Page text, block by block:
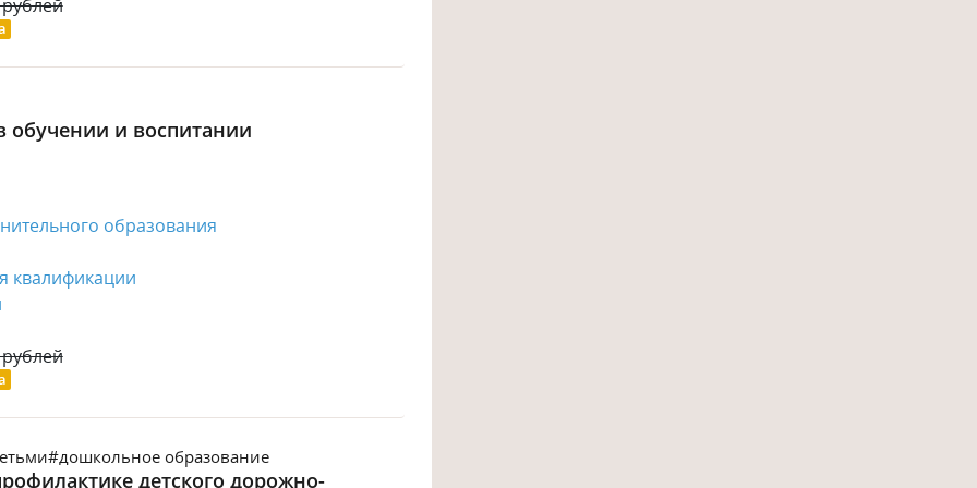
и воспитании
образования
квалификации
#дошкольное образование
детского дорожно-